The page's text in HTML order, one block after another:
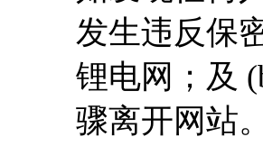
发生违反保
锂电网；及
骤离开网站